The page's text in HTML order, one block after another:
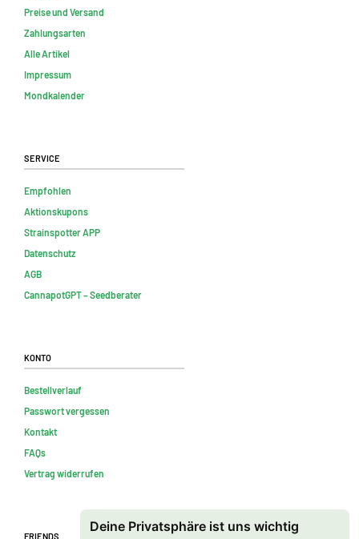
Deine Privatsphäre ist uns wichtig
Preise und Versand
Zahlungsarten
Alle Artikel
Impressum
Mondkalender
Service
Empfohlen
Aktionskupons
Strainspotter APP
Datenschutz
AGB
CannapotGPT – Seedberater
Konto
Bestellverlauf
Passwort vergessen
Kontakt
FAQs
Vertrag widerrufen
Friends